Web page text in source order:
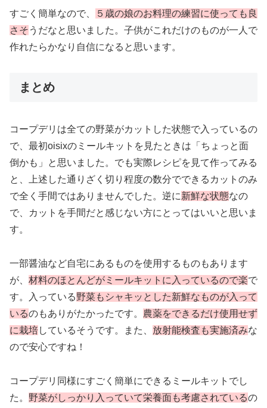
すごく簡単なので、
５歳の娘のお料理の練習に使っても良
さそ うだなと思いました。子供がこれだけのものが一人で
作れたらかなり自信になると思います。
まとめ
コープデリは全ての野菜がカットした状態で入っているの
で、最初oisixのミールキットを見たときは「ちょっと面
倒かも」と思いました。でも実際レシピを見て作ってみる
と、上述した通りざく切り程度の数分でできるカットのみ
で全く手間ではありませんでした。逆に新鮮な状態なの
で、カットを手間だと感じない方にとってはいいと思いま
す。
一部醤油など自宅にあるものを使用するものもあります
が、 材料のほとんどがミールキットに入っているので楽で
す。入っている野菜もシャキッとした新鮮なものが入って
いるのもありがたかったです。 農薬をできるだけ使用せず
に栽培しているそうです。また、 放射能検査も実施済みな
ので安心ですね！
コープデリ同様にすごく簡単にできるミールキットでし
た。 野菜がしっかり入っていて栄養面も考慮されているの